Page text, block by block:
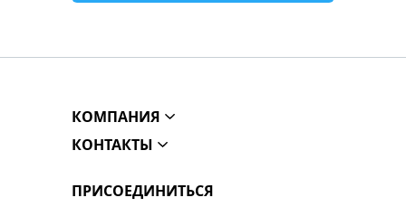
КОМПАНИЯ
КОНТАКТЫ
ПРИСОЕДИНИТЬСЯ